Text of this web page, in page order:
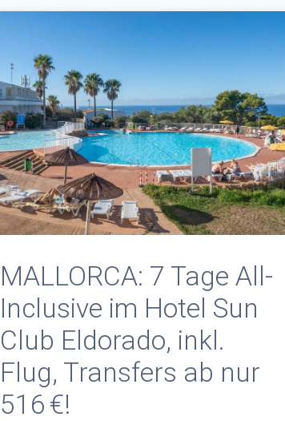
MALLORCA: 7 Tage All-
Inclusive im Hotel Sun
Club Eldorado, inkl.
Flug, Transfers ab nur
516 €!